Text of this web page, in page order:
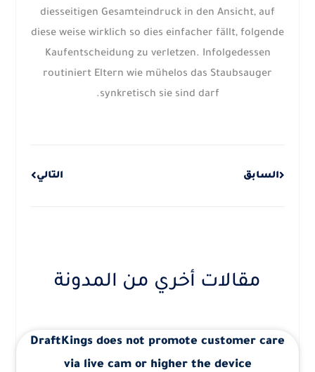
diesseitigen Gesamteindruck in den Ansicht, auf
diese weise wirklich so dies einfacher fällt, folgende
Kaufentscheidung zu verletzen. Infolgedessen
routiniert Eltern wie mühelos das Staubsauger
synkretisch sie sind darf.
السابق التالي
مقالات أخري من المدونة
DraftKings does not promote customer care
via live cam or higher the device